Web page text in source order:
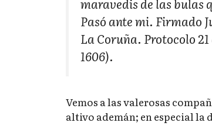
maravedis de las bulas
Pasó ante mi. Firmado
La Coruña. Protocolo
1606).
Vemos a las valerosas
altivo ademán; en especial la